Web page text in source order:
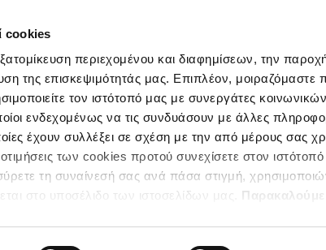
cookies
περιεχομένου και διαφημίσεων, την
της επισκεψιμότητάς μας. Επιπλέον, μοιραζόμαστε
τον ιστότοπό μας με συνεργάτες
ενδεχομένως να τις συνδυάσουν με άλλες
έχουν συλλέξει σε σχέση με την από μέρους σας
των cookies προτού συνεχίσετε στον
τη συναίνεσή σας ανά πάσα στιγμή,
στο υποσέλιδο των ιστοσελίδων μας. Παρακαλούμε